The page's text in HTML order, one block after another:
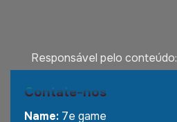
Responsável pelo conteúdo:
Contate-nos
Name: 7e game